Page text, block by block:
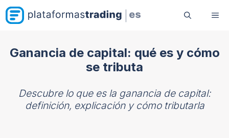
Saltar
al
Ganancia de capital: qué es y cómo
se tributa
Descubre lo que es la ganancia de capital:
definición, explicación y cómo tributarla